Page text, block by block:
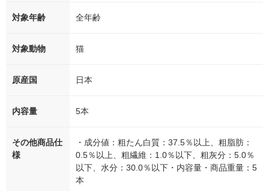
対象年齢 全年齢
対象動物 猫
原産国 日本
内容量 5本
その他商品仕
様
・成分値：粗たん白質：37.5％以上、粗脂肪：
0.5％以上、粗繊維：1.0％以下、粗灰分：5.0％
以下、水分：30.0％以下・内容量・商品重量：5
本